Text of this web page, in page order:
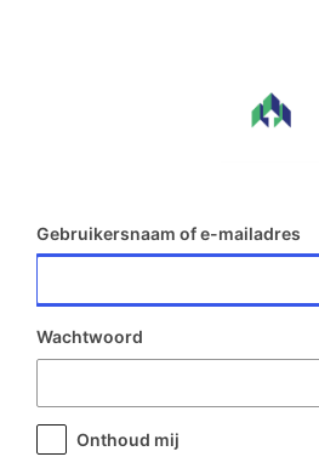
Gebruikersnaam of e-mailadres
Wachtwoord
Onthoud mij